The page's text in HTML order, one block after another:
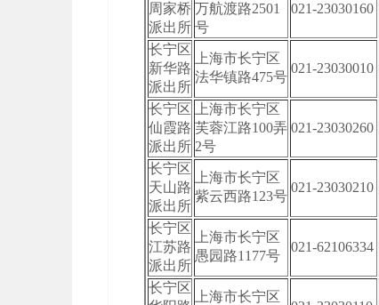
周家桥
派出所
万航渡路2501
号
021-23030160
长宁区
新华路
派出所
上海市长宁区
法华镇路475号
021-23030010
长宁区
仙霞路
派出所
上海市长宁区
芙蓉江路100弄
2号
021-23030260
长宁区
天山路
派出所
上海市长宁区
紫云西路123号
021-23030210
长宁区
江苏路
派出所
上海市长宁区
愚园路1177号
021-62106334
长宁区
上海市长宁区